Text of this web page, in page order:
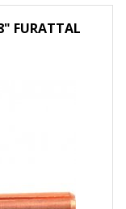
FURATTAL